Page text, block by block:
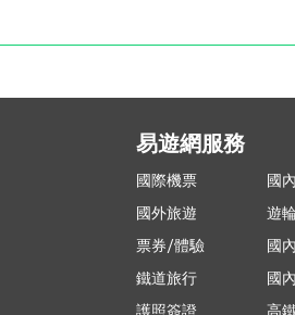
易遊網服務
國際機票 國
國外旅遊
遊輪
票券/體驗
國
鐵道旅行
國
護照簽證
高